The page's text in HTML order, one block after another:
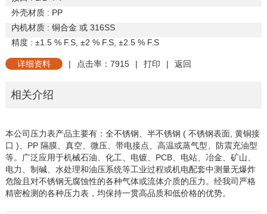
外壳材质: PP
内机材质: 铜合金 或316SS
精度: ±1.5 % F.S, ±2 % F.S, ±2.5 % F.S
详细资料 | 点击率：7915 | 打印 | 返回
相关介绍
本公司压力表产品主要有：全不锈钢、半不锈钢 ( 不锈钢表面, 黄铜接
口 ) PP 隔膜、真空、微压、带电接点、高温或蒸气型、防震充油型
等。广泛应用于机械石油、化工、电镀、 PCB、电站、 冶金、矿山、
电力、制碱、水处理和油压系统等工业过程或机电配套中测量无爆炸
危险且对不锈钢无腐蚀性的各种气体或流体介质的压力。经我司严格
精密检测的各种压力表，均保持一贯高品质和低价格的优势。